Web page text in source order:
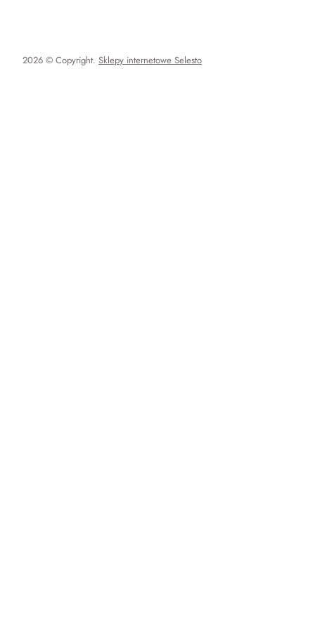
2026 © Copyright. Sklepy internetowe Selesto